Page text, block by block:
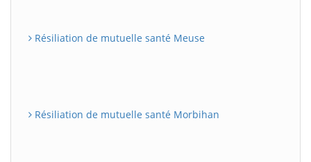
Résiliation de mutuelle santé Meuse
Résiliation de mutuelle santé Morbihan